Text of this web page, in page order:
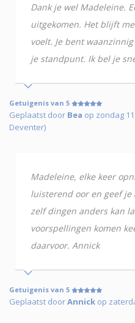
Dank je wel Madeleine.
uitgekomen. Het blijft
voelt. Je bent
je standpunt. Ik bel je
Getuigenis van 5
Geplaatst door Bea op zondag
Deventer)
Madeleine, elke keer
luisterend oor en geef je
zelf dingen anders kan
voorspellingen komen
daarvoor. Annick
Getuigenis van 5
Geplaatst doorAnnick op